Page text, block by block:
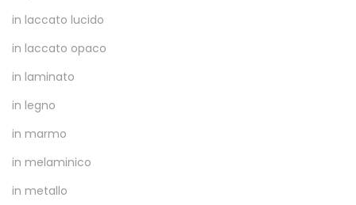
in laccato lucido
in laccato opaco
in laminato
in legno
in marmo
in melaminico
in metallo